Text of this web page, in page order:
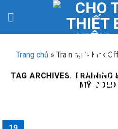
Trang chủ » Training & Kick
TAG ARCHIVES: TRAINING
MỸ GOLD